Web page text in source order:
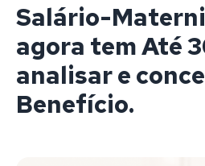
Salário-
agora tem Até
analisar e
Benefício.